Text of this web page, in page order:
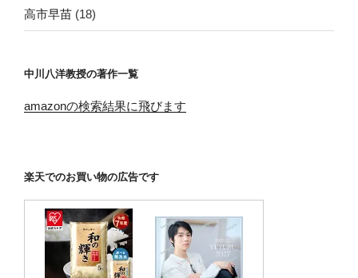
高市早苗 (18)
中川八洋教授の著作一覧
amazonの検索結果に飛びます
楽天でのお買い物の広告です